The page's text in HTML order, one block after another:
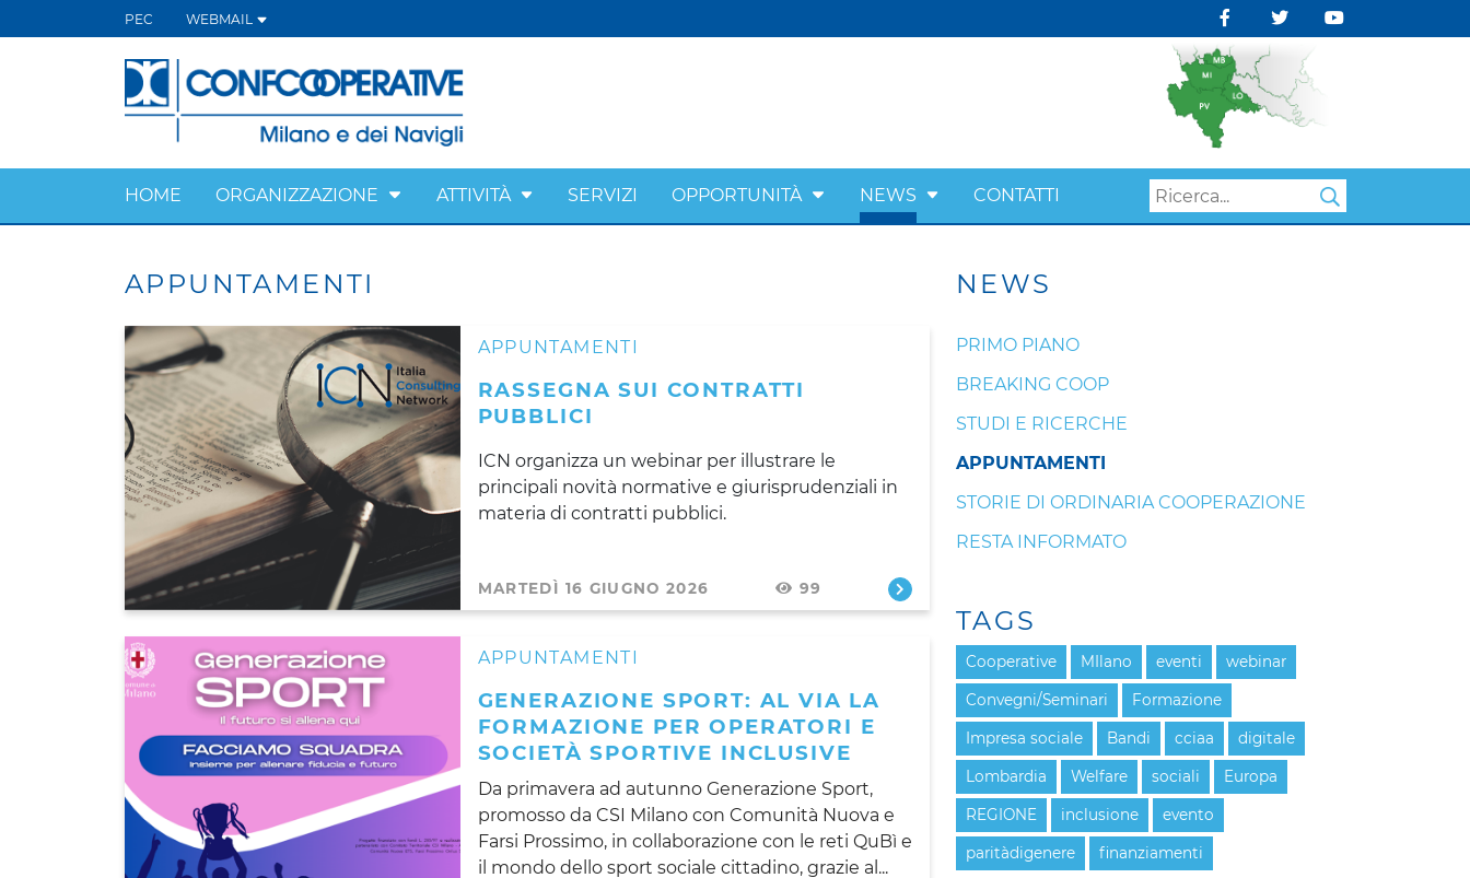
PEC WEBMAIL
HOME ORGANIZZAZIONE ATTIVITÀ SERVIZI OPPORTUNITÀ NEWS CONTATTI
APPUNTAMENTI
APPUNTAMENTI
RASSEGNA SUI CONTRATTI
PUBBLICI
ICN organizza un webinar per illustrare le
principali novità normative e giurisprudenziali in
materia di contratti pubblici.
MARTEDÌ 16 GIUGNO 2026 99
APPUNTAMENTI
GENERAZIONE SPORT: AL VIA LA
FORMAZIONE PER OPERATORI E
SOCIETÀ SPORTIVE INCLUSIVE
Da primavera ad autunno Generazione Sport,
promosso da CSI Milano con Comunità Nuova e
Farsi Prossimo, in collaborazione con le reti QuBì e
il mondo dello sport sociale cittadino, grazie al...
NEWS
PRIMO PIANO
BREAKING COOP
STUDI E RICERCHE
APPUNTAMENTI
STORIE DI ORDINARIA COOPERAZIONE
RESTA INFORMATO
TAGS
Cooperative MIlano eventi webinar
Convegni/Seminari Formazione
Impresa sociale Bandi cciaa digitale
Lombardia Welfare sociali Europa
REGIONE inclusione evento
paritàdigenere finanziamenti